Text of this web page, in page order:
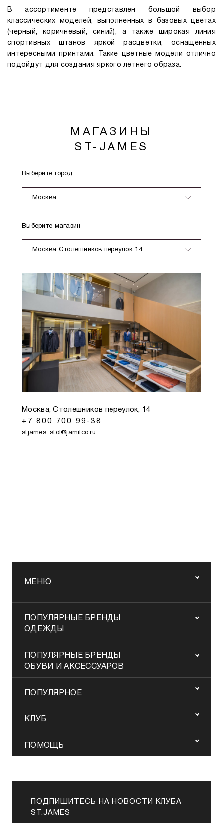
В ассортименте представлен большой выбор
классических моделей, выполненных в базовых цветах
(черный, коричневый, синий), а также широкая линия
спортивных штанов яркой расцветки, оснащенных
интересными принтами. Такие цветные модели отлично
подойдут для создания яркого летнего образа.
МАГАЗИНЫ
ST-JAMES
Выберите город
Москва
Выберите магазин
Москва Столешников переулок 14
Москва, Столешников переулок, 14
+7 800 700 99-38
stjames_stol@jamilco.ru
МЕНЮ
ПОПУЛЯРНЫЕ БРЕНДЫ
ОДЕЖДЫ
ПОПУЛЯРНЫЕ БРЕНДЫ
ОБУВИ И АКСЕССУАРОВ
ПОПУЛЯРНОЕ
КЛУБ
ПОМОЩЬ
ПОДПИШИТЕСЬ НА НОВОСТИ КЛУБА
ST.JAMES